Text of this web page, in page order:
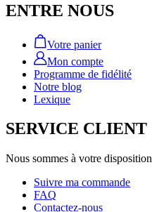
ENTRE NOUS
Votre panier
Mon compte
Programme de fidélité
Notre blog
Lexique
SERVICE CLIENT
Nous sommes à votre disposition
Suivre ma commande
FAQ
Contactez-nous